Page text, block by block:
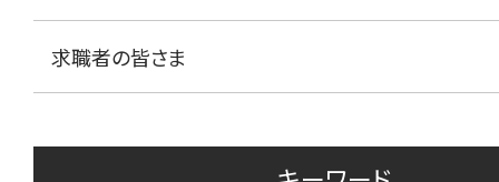
求職者の皆さま